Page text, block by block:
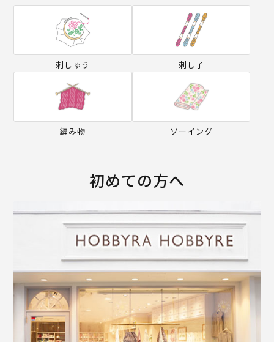
刺しゅう 刺し子
編み物 ソーイング
初めての方へ